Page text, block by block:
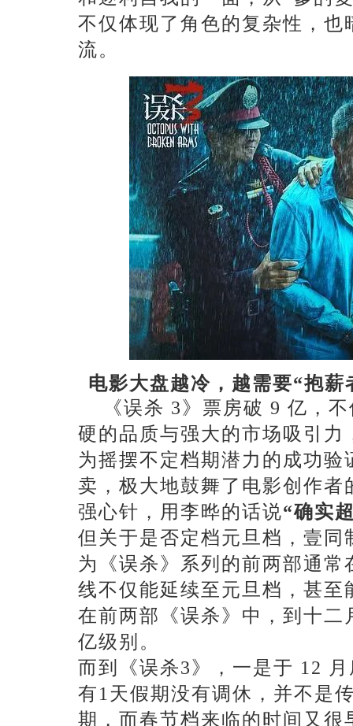
不仅体现了角色的复杂性，
流。
电影大盘越冷，越需要“抱薪
《误杀 3》票房破 9 亿，
硬的品质与强大的市场吸引
为摇摆不定档期潜力的成功
卖，极大地鼓舞了电影创作
强心针，用李晔的话说“确实
但关于是否定档元旦档，壹
为《误杀》系列的前两部通常
线不仅能延续至元旦档，甚
在前两部《误杀》中，到十
亿级别。
而到《误杀3》，一是于 12
有1天假期没有调休，并不是
期，而春节档来临的时间又很